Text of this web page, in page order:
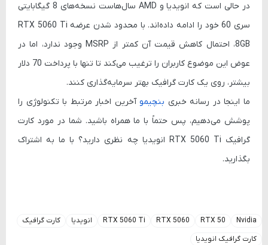
در حالی است که انویدیا و AMD سال‌هاست نسخه‌های 8 گیگابایتی
سری 60 خود را ادامه داده‌اند. با محدود شدن عرضه
RTX 5060 Ti
8GB
، احتمال کاهش قیمت آن کمتر از MSRP وجود ندارد، اما در
عوض این موضوع کاربران را ترغیب می‌کند تا تنها با پرداخت 70 دلار
بیشتر، روی یک کارت گرافیک بهتر سرمایه‌گذاری کنند.
ما اینجا در رسانه خبری بنچیمو آخرین اخبار مرتبط با تکنولوژی را
پوشش می‌دهیم، پس حتماً با ما همراه باشید. شما در مورد کارت
گرافیک RTX 5060 Ti انویدیا چه نظری دارید؟ با ما به اشتراک
بگذارید.
Nvidia
RTX 50
RTX 5060
RTX 5060 Ti انویدیا
کارت گرافیک
کارت گرافیک انویدیا